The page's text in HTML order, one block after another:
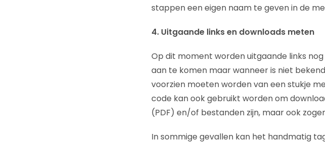
stappen een eigen naam te geven in de
4. Uitgaande links en downloads meten
Op dit moment worden uitgaande links
aan te komen maar wanneer is niet
voorzien moeten worden van een stukje
code kan ook gebruikt worden om
(PDF) en/of bestanden zijn, maar ook
In sommige gevallen kan het handmatig